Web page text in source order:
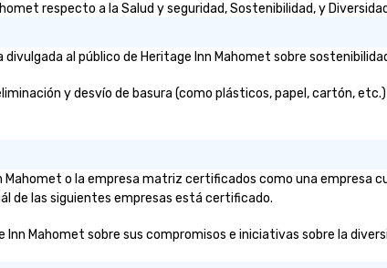
respecto a la Salud y seguridad, Sostenibilidad, y
al público de Heritage Inn Mahomet sobre
y desvío de basura (como plásticos, papel, cartón,
Mahomet o la empresa matriz certificados como una empresa
de las siguientes empresas está certificado.
Mahomet sobre sus compromisos e iniciativas sobre la